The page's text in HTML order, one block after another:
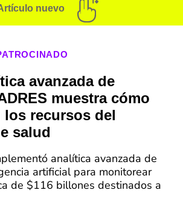
nuevo
avanzada de
muestra cómo
los recursos del
salud
analítica avanzada de
artificial para monitorear
de $116 billones destinados a